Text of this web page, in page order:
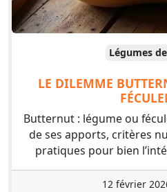
Légumes
LE DILEMME
Butternut : légume ou
de ses apports, critères
pratiques pour bien
12 février